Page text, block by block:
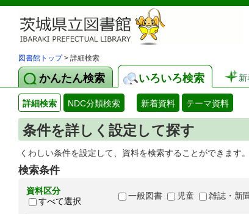
図書館トップ> 詳細検索
かんたん検索 いろいろ検索
詳細検索 NDC分類検索 新着資料 テーマ資料
条件を詳しく設定して探す
くわしい条件を設定して、資料を検索することができます。
検索条件
資料区分
すべて選択
一般図書 児童 雑誌・新